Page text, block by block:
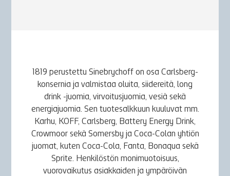
1819 perustettu Sinebrychoff on osa Carlsberg-
konsernia ja valmistaa oluita, siidereitä, long
drink -juomia, virvoitusjuomia, vesiä sekä
energiajuomia. Sen tuotesalkkuun kuuluvat mm.
Karhu, KOFF, Carlsberg, Battery Energy Drink,
Crowmoor sekä Somersby ja Coca-Colan yhtiön
juomat, kuten Coca-Cola, Fanta, Bonaqua sekä
Sprite. Henkilöstön monimuotoisuus,
vuorovaikutus asiakkaiden ja ympäröivän